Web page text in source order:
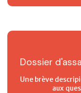
Dossier
Une brève
aux